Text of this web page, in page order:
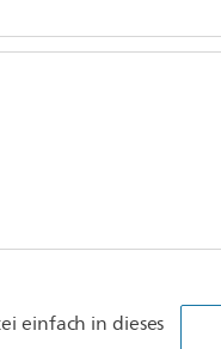
einfach in dieses